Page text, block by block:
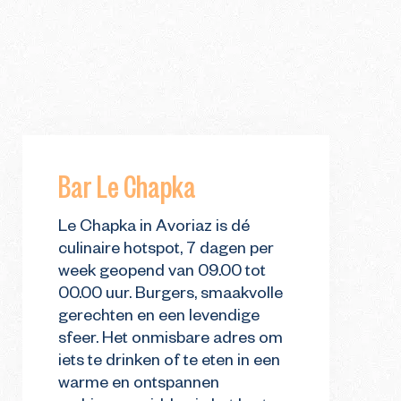
Bar Le Chapka
Le Chapka in Avoriaz is dé
culinaire hotspot, 7 dagen per
week geopend van 09.00 tot
00.00 uur. Burgers, smaakvolle
gerechten en een levendige
sfeer. Het onmisbare adres om
iets te drinken of te eten in een
warme en ontspannen